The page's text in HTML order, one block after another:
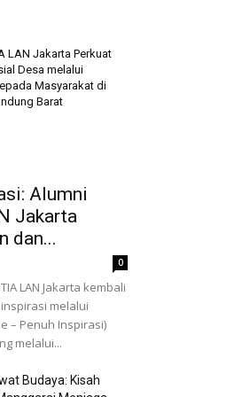
LAN Jakarta Perkuat
Desa melalui
Masyarakat di
Barat
Alumni
Jakarta
dan...
0
LAN Jakarta kembali
melalui
– Penuh Inspirasi)
melalui...
Budaya: Kisah